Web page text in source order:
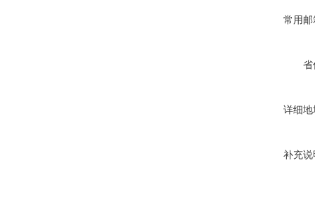
常用邮
省
详细地
补充说